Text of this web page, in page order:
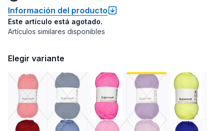
Información del producto
Este artículo está agotado.
Artículos similares disponibles
Elegir variante